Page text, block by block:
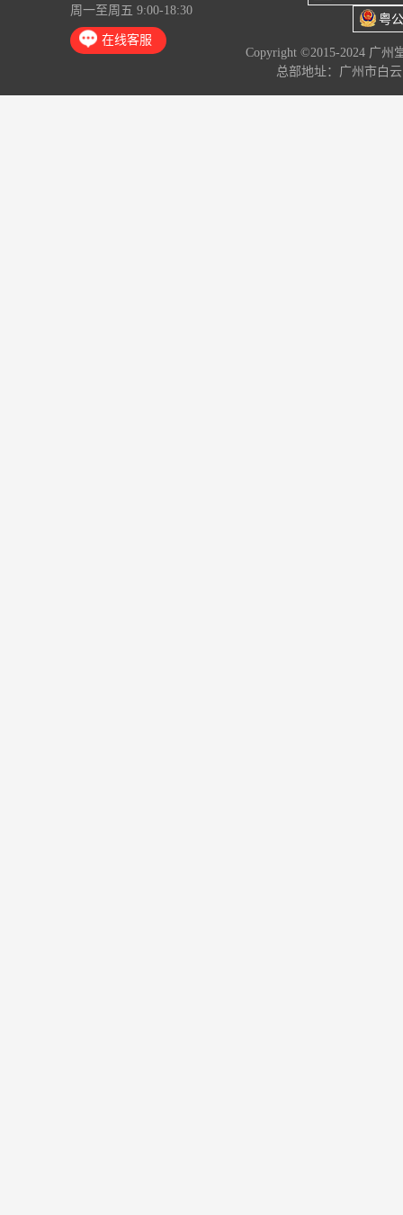
周一至周五 9:00-18:30
在线客服
粤
Copyright ©2015-2024 广州
总部地址：广州市白